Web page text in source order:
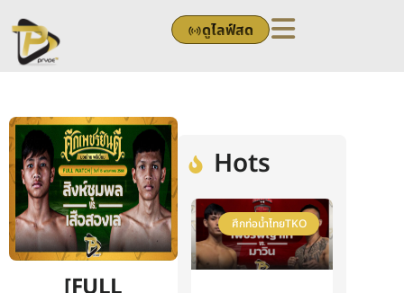
to
content
ดูไลฟ์สด
Hots
ศึกท่อน้ำไทยTKO